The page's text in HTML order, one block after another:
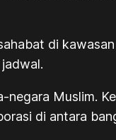
di
Muslim.
di antara